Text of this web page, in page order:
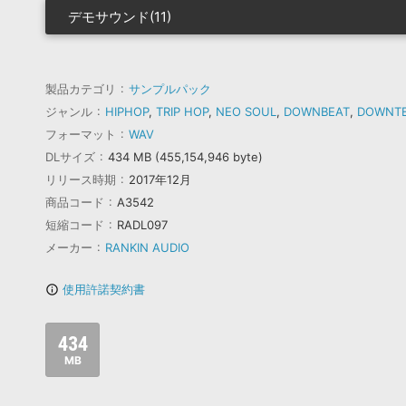
デモサウンド(11)
製品カテゴリ
サンプルパック
ジャンル
HIPHOP, TRIP HOP, NEO SOUL , DOWNBEAT,
フォーマット
WAV
DLサイズ
434 MB (455,154,946 byte)
リリース時期
2017年12月
商品コード
A3542
短縮コード
RADL097
メーカー
RANKIN AUDIO
info_outline 使用許諾契約書
434
MB